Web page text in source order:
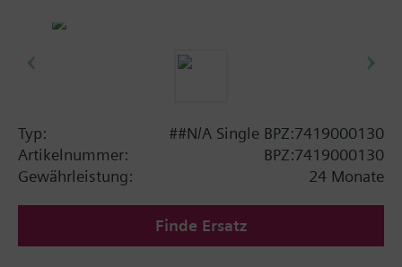
Typ:
##N/A Single BPZ:7419000130
Artikelnummer:
BPZ:7419000130
Gewährleistung:
24 Monate
Finde Ersatz